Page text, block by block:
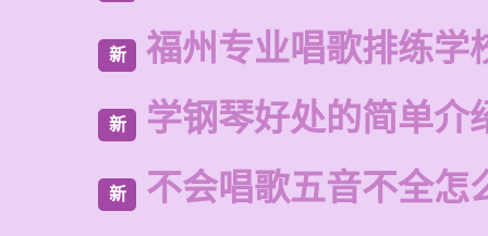
新 福州专业唱歌排练学
新 学钢琴好处的简单介
新 不会唱歌五音不全怎